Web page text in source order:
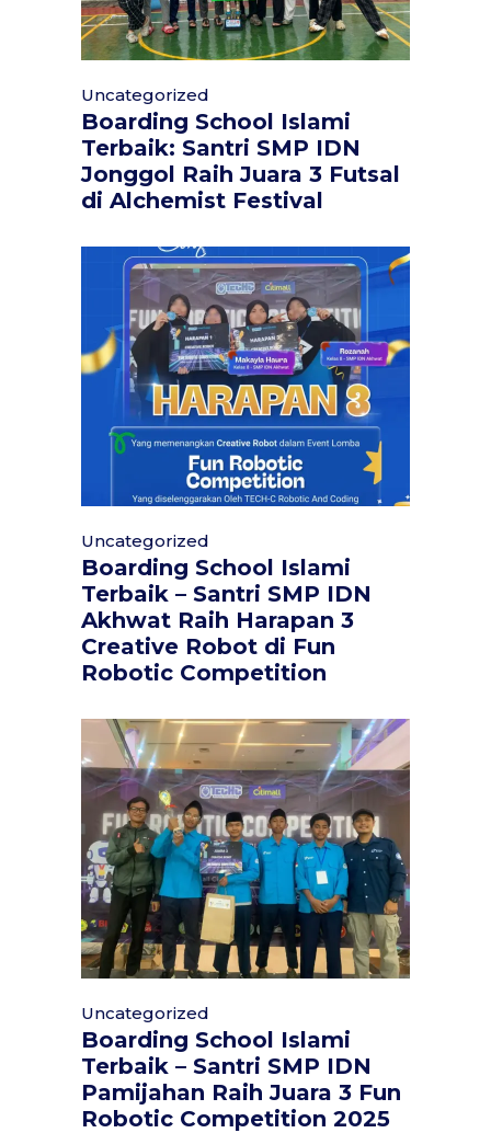
Uncategorized
Boarding School Islami
Terbaik: Santri SMP IDN
Jonggol Raih Juara 3 Futsal
di Alchemist Festival
Uncategorized
Boarding School Islami
Terbaik – Santri SMP IDN
Akhwat Raih Harapan 3
Creative Robot di Fun
Robotic Competition
Uncategorized
Boarding School Islami
Terbaik – Santri SMP IDN
Pamijahan Raih Juara 3 Fun
Robotic Competition 2025